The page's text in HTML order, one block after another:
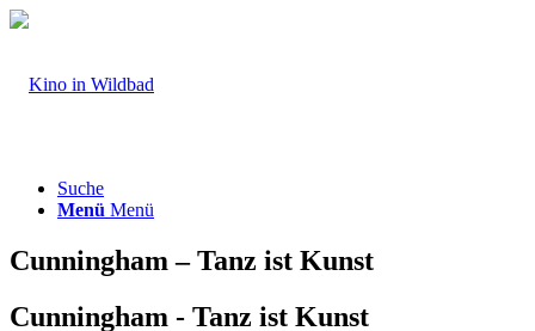
Suche
Menü Menü
Cunningham – Tanz ist Kunst
Cunningham - Tanz ist Kunst